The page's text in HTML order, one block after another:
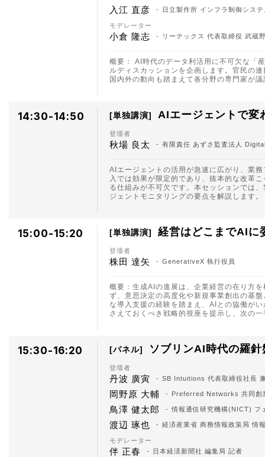
入江 直彦 日立製作所 インフラ制御シス
モデレーター
小倉 隆志 リーテックス 代表取締役 武蔵
概要： AI時代のデータ利活用に不可欠な「
ルディスカッションを企画します。官民の
国内外の動向も踏まえて各分野の専門家が
14:30-14:50 単独講演 AIエージェントで
登壇者
秋場 良太 有限責任 あずさ監査法人
AIエージェントの活用が急速に広がり、業
入では効果が限定的であり、抜本的な改革
る仕組みが不可欠です。本セッションでは
ジェントモニタリングの要点を解説します。
15:00-15:20 単独講演 経営はどこまでAIに
登壇者
株田 達矢 GenerativeX 執行役員
概要：生成AIの進展は、企業経営の在り方
ず、意思決定の高度化や新規事業創出の基
な導入支援の経験を踏まえ、AIとの協働が
さえておくべき戦略的視座を提示し、次の
15:30-16:20 パネル ソブリンAI時代の羅
登壇者
丹波 廣寅 SB Intuitions 代表取締役社長
岡野原 大輔 Preferred Networks 共同創
鳥澤 健太郎 情報通信研究機構(NICT) フ
渡辺 琢也 経済産業省 商務情報政策局 情
モデレーター
伴 正春 日本経済新聞社 編集局 記者